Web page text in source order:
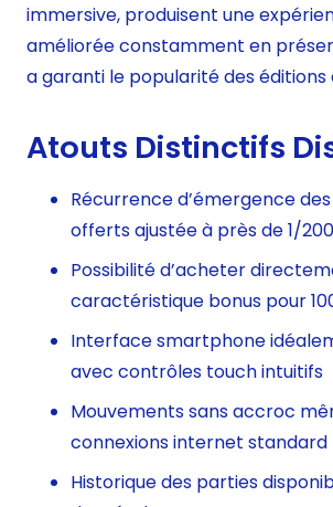
immersive, produisent une
améliorée constamment en
a garanti le popularité des éditions
Atouts Distinctifs
Récurrence d’émergence
offerts ajustée à près de 1/
Possibilité d’acheter
caractéristique bonus pour
Interface smartphone
avec contrôles touch intuitifs
Mouvements sans accroc
connexions internet standard
Historique des parties